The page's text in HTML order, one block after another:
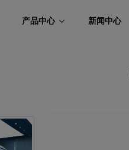
产品中心 新闻中心